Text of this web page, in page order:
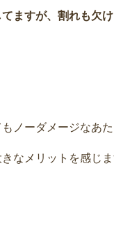
ますが、割れも欠
ノーダメージなあた
なメリットを感じま